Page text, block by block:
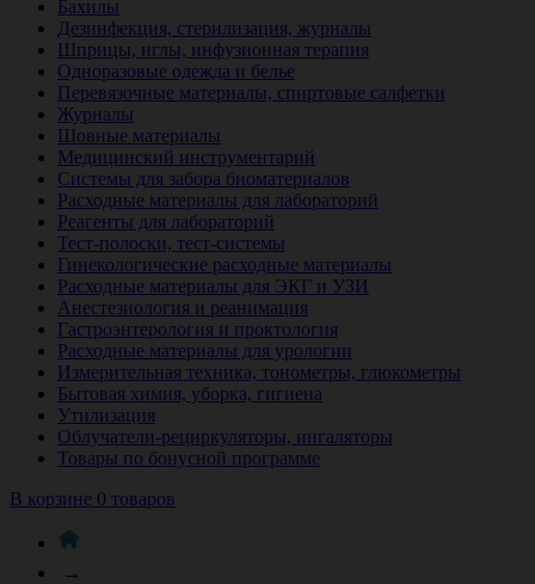
Бахилы
Дезинфекция, стерилизация, журналы
Шприцы, иглы, инфузионная терапия
Одноразовые одежда и белье
Перевязочные материалы, спиртовые салфетки
Журналы
Шовные материалы
Медицинский инструментарий
Системы для забора биоматериалов
Расходные материалы для лабораторий
Реагенты для лабораторий
Тест-полоски, тест-системы
Гинекологические расходные материалы
Расходные материалы для ЭКГ и УЗИ
Анестезиология и реанимация
Гастроэнтерология и проктология
Расходные материалы для урологии
Измерительная техника, тонометры, глюкометры
Бытовая химия, уборка, гигиена
Утилизация
Облучатели-рециркуляторы, ингаляторы
Товары по бонусной программе
В корзине 0 товаров
→